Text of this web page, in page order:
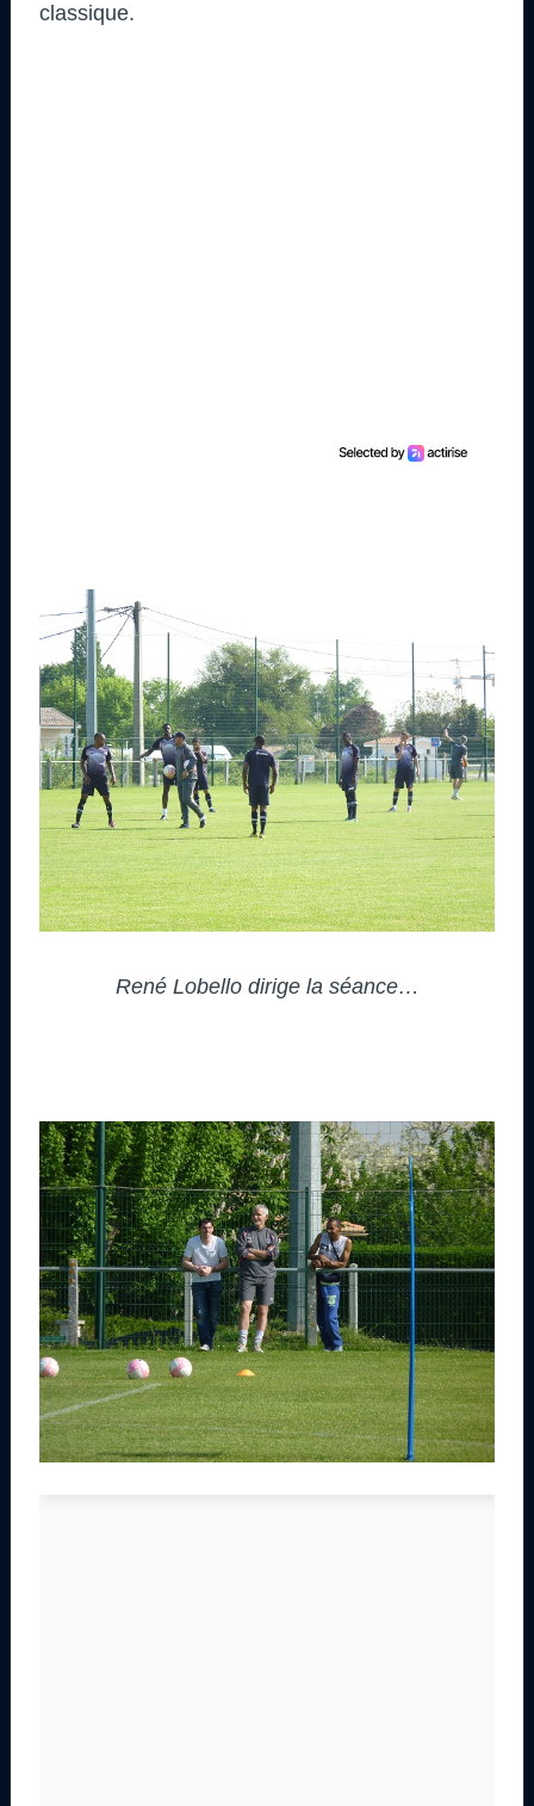
classique.
René Lobello dirige la séance…